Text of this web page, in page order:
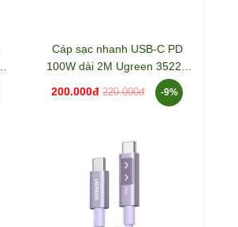
Cáp sạc nhanh USB-C PD
100W dài 2M Ugreen 35221
200.000đ 220.000đ -9%